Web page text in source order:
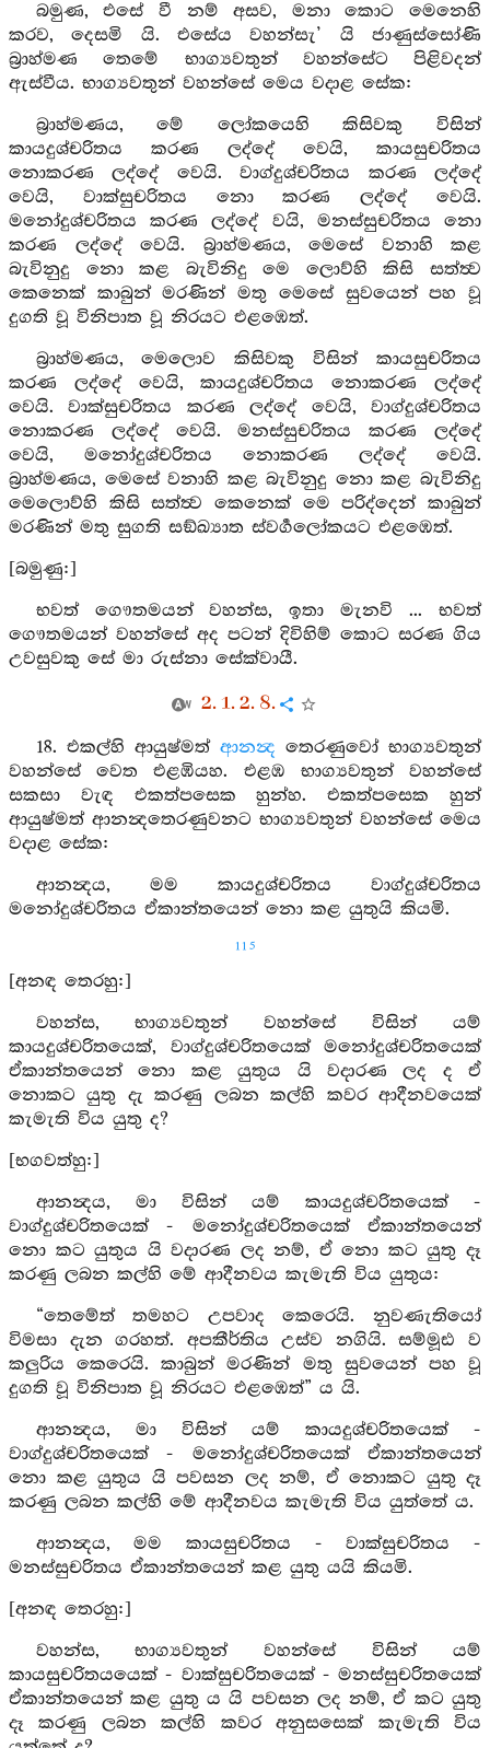
බමුණ, එසේ වී නම් අසව, මනා කොට මෙනෙහි
කරව, දෙසමි යි. එසේය වහන්සැ’ යි ජාණුස්සෝණි
බ්‍රාහ්මණ තෙමේ භාග්‍යවතුන් වහන්සේට පිළිවදන්
ඇස්වීය. භාග්‍යවතුන් වහන්සේ මෙය වදාළ සේක:
බ්‍රාහ්මණය, මේ ලෝකයෙහි කිසිවකු විසින්
කායදුශ්චරිතය කරණ ලද්දේ වෙයි, කායසුචරිතය
නොකරණ ලද්දේ වෙයි. වාග්දුශ්චරිතය කරණ ලද්දේ
වෙයි, වාක්සුචරිතය නො කරණ ලද්දේ වෙයි.
මනෝදුශ්චරිතය කරණ ලද්දේ වයි, මනස්සුචරිතය නො
කරණ ලද්දේ වෙයි. බ්‍රාහ්මණය, මෙසේ වනාහි කළ
බැවිනුදු නො කළ බැවිනිදු මෙ ලොව්හි කිසි සත්ත්‍ව
කෙනෙක් කාබුන් මරණින් මතු මෙසේ සුවයෙන් පහ වූ
දුගති වූ විනිපාත වූ නිරයට එළඹෙත්.
බ්‍රාහ්මණය, මෙලොව කිසිවකු විසින් කායසුචරිතය
කරණ ලද්දේ වෙයි, කායදුශ්චරිතය නොකරණ ලද්දේ
වෙයි. වාක්සුචරිතය කරණ ලද්දේ වෙයි, වාග්දුශ්චරිතය
නොකරණ ලද්දේ වෙයි. මනස්සුචරිතය කරණ ලද්දේ
වෙයි, මනෝදුශ්චරිතය නොකරණ ලද්දේ වෙයි.
බ්‍රාහ්මණය, මෙසේ වනාහි කළ බැවිනුදු නො කළ බැවිනිදු
මෙලොව්හි කිසි සත්ත්‍ව කෙනෙක් මෙ පරිද්දෙන් කාබුන්
මරණින් මතු සුගති සඞ්ඛ්‍යාත ස්වර්‍ගලෝකයට එළඹෙත්.
[බමුණු:]
භවත් ගෞතමයන් වහන්ස, ඉතා මැනවි ... භවත්
ගෞතමයන් වහන්සේ අද පටන් දිවිහිම් කොට සරණ ගිය
උවසුවකු සේ මා රුස්නා සේක්වායී.
2. 1. 2. 8.
18. එකල්හි ආයුෂ්මත් ආනන්‍ද තෙරණුවෝ භාග්‍යවතුන්
වහන්සේ වෙත එළඹියහ. එළඹ භාග්‍යවතුන් වහන්සේ
සකසා වැඳ එකත්පසෙක හුන්හ. එකත්පසෙක හුන්
ආයුෂ්මත් ආනන්‍දතෙරණුවනට භාග්‍යවතුන් වහන්සේ මෙය
වදාළ සේක:
ආනන්‍දය, මම කායදුශ්චරිතය වාග්දුශ්චරිතය
මනෝදුශ්චරිතය ඒකාන්තයෙන් නො කළ යුතුයි කියමි.
115
[අනඳ තෙරහු:]
වහන්ස, භාග්‍යවතුන් වහන්සේ විසින් යම්
කායදුශ්චරිතයෙක්, වාග්දුශ්චරිතයෙක් මනෝදුශ්චරිතයෙක්
ඒකාන්තයෙන් නො කළ යුතුය යි වදාරණ ලද ද ඒ
නොකට යුතු දැ කරණු ලබන කල්හි කවර ආදීනවයෙක්
කැමැති විය යුතු ද?
[භගවත්හු:]
ආනන්‍දය, මා විසින් යම් කායදුශ්චරිතයෙක් -
වාග්දුශ්චරිතයෙක් - මනෝදුශ්චරිතයෙක් ඒකාන්තයෙන්
නො කට යුතුය යි වදාරණ ලද නම්, ඒ නො කට යුතු දෑ
කරණු ලබන කල්හි මේ ආදීනවය කැමැති විය යුතුය:
“තෙමේත් තමහට උපවාද කෙරෙයි. නුවණැතියෝ
විමසා දැන ගරහත්. අපකීර්තිය උස්ව නගියි. සම්මූඪ ව
කලුරිය කෙරෙයි. කාබුන් මරණින් මතු සුවයෙන් පහ වූ
දුගති වූ විනිපාත වූ නිරයට එළඹෙත්” ය යි.
ආනන්‍දය, මා විසින් යම් කායදුශ්චරිතයෙක් -
වාග්දුශ්චරිතයෙක් - මනෝදුශ්චරිතයෙක් ඒකාන්තයෙන්
නො කළ යුතුය යි පවසන ලද නම්, ඒ නොකට යුතු දෑ
කරණු ලබන කල්හි මේ ආදීනවය කැමැති විය යුත්තේ ය.
ආනන්‍දය, මම කායසුචරිතය - වාක්සුචරිතය -
මනස්සුචරිතය ඒකාන්තයෙන් කළ යුතු යයි කියමි.
[අනඳ තෙරහු:]
වහන්ස, භාග්‍යවතුන් වහන්සේ විසින් යම්
කායසුචරිතයයෙක් - වාක්සුචරිතයෙක් - මනස්සුචරිතයෙක්
ඒකාන්තයෙන් කළ යුතු ය යි පවසන ලද නම්, ඒ කට යුතු
දෑ කරණු ලබන කල්හි කවර අනුසසෙක් කැමැති විය